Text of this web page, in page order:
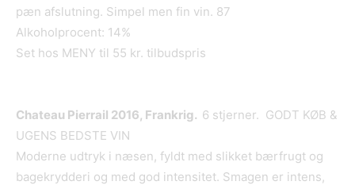
pæn afslutning. Simpel men fin vin. 87
Alkoholprocent: 14%
Set hos MENY til 55 kr. tilbudspris
Chateau Pierrail 2016, Frankrig. 6 stjerner. GODT KØB &
UGENS BEDSTE VIN
Moderne udtryk i næsen, fyldt med slikket bærfrugt og
bagekrydderi og med god intensitet. Smagen er intens,